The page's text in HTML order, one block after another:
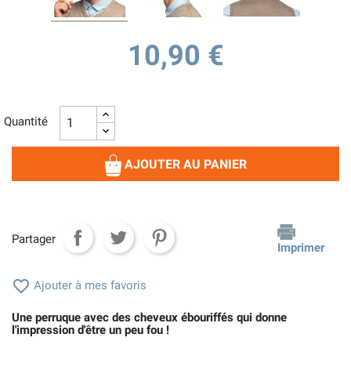
10,90 €
Quantité
AJOUTER AU PANIER
Partager
Imprimer
 Ajouter à mes favoris
Une perruque avec des cheveux ébouriffés qui donne
l'impression d'être un peu fou !